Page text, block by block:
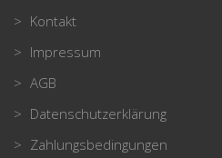
Kontakt
Impressum
AGB
Datenschutzerklärung
Zahlungsbedingungen